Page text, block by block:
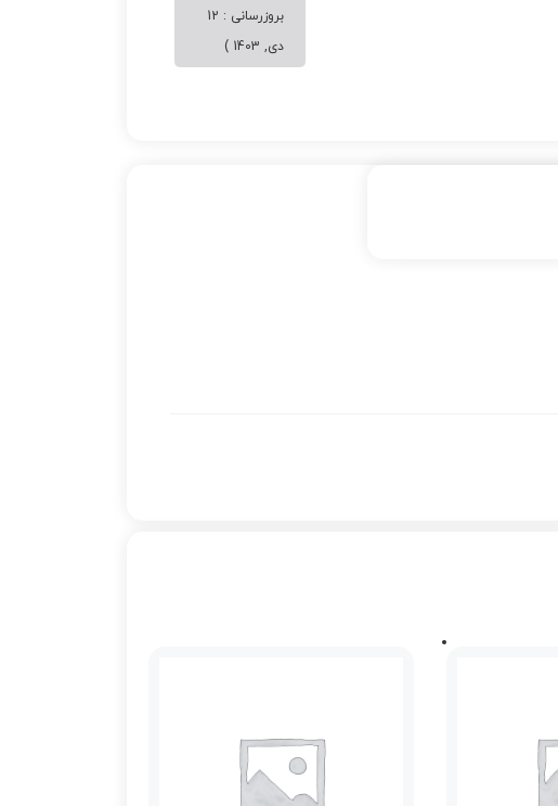
بروزرسانی : 12
دی, 1403 )